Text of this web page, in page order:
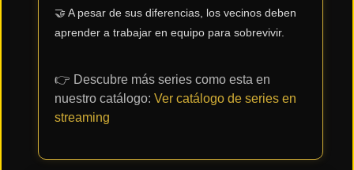
🤝 A pesar de sus diferencias, los vecinos deben
aprender a trabajar en equipo para sobrevivir.
👉 Descubre más series como esta en
nuestro catálogo: Ver catálogo de series en
streaming